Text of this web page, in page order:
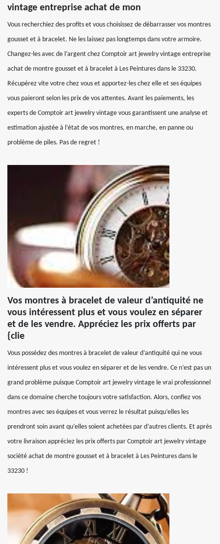
vintage entreprise achat de mon
Vous recherchiez des profits et vous choisissez de débarrasser vos montres
gousset et à bracelet. Ne les laissez pas longtemps dans votre armoire.
Changez-les avec de l’argent chez Comptoir art jewelry vintage entreprise
achat de montre gousset et à bracelet à Les Peintures dans le 33230.
Récupérez vite votre chez vous et apportez-les chez elle et ses équipes
vous paieront selon les prix de vos attentes. Avant les paiements, les
experts de Comptoir art jewelry vintage vous garantissent une analyse et
estimation ajustée à l’état de vos montres, en marche, en panne ou
problème de piles. Pas de regret !
Vos montres à bracelet de valeur d’antiquité ne
vous intéressent plus et vous voulez en séparer
et de les vendre. Appréciez les prix offerts par
{clie
Vous possédez des montres à bracelet de valeur d’antiquité qui ne vous
intéressent plus et vous voulez en séparer et de les vendre. Ce n’est pas un
grand problème puisque Comptoir art jewelry vintage le vrai professionnel
dans ce domaine cherche toujours votre satisfaction. Alors, confiez vos
montres avec ses équipes et vous verrez le résultat puisqu’elles les
prendront soin avant qu’elles soient achetées par d’autres clients. Et après
votre livraison appréciez les prix offerts par Comptoir art jewelry vintage
société achat de montre gousset et à bracelet à Les Peintures dans le
33230 !